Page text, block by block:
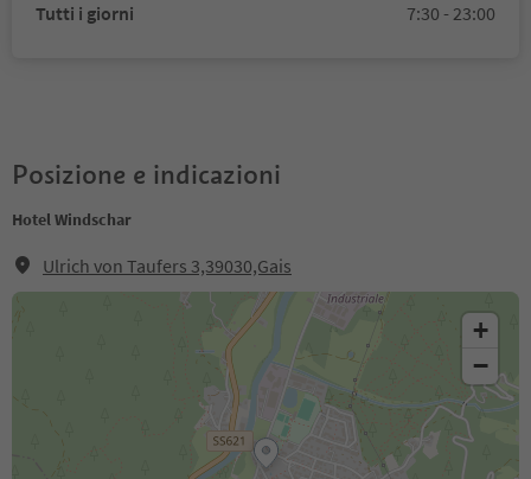
Tutti i giorni 7:30 - 23:00
Posizione e indicazioni
Hotel Windschar
Ulrich von Taufers 3,39030,Gais
+
−